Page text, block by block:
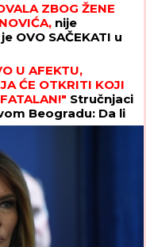
ZBOG ŽENE
nije
OVO SAČEKATI u
U AFEKTU,
ĆE OTKRITI KOJI
Stručnjaci
Beogradu: Da li
biti sprečena?